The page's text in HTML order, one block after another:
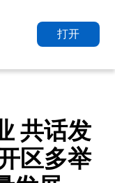
打开
共话发
区多举